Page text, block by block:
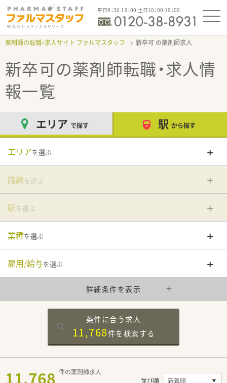
平日9：30-19：00 土日10：00-19：00
薬剤師の転職・求人サイト ファルマスタッフ 新卒可
新卒可の薬剤師転職・求人情
報一覧
エリア で探す 駅 から探す
エリアを選ぶ
路線を選ぶ
駅を選ぶ
業種を選ぶ
雇用/給与を選ぶ
詳細条件を表示
条件に合う求人
11,768件を検索する
11,768 件の薬剤師求人
並び順